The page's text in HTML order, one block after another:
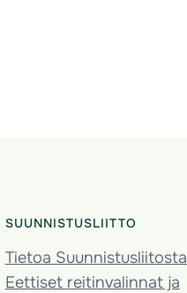
SUUNNISTUSLIITTO
Tietoa Suunnistusliitosta
Eettiset reitinvalinnat ja